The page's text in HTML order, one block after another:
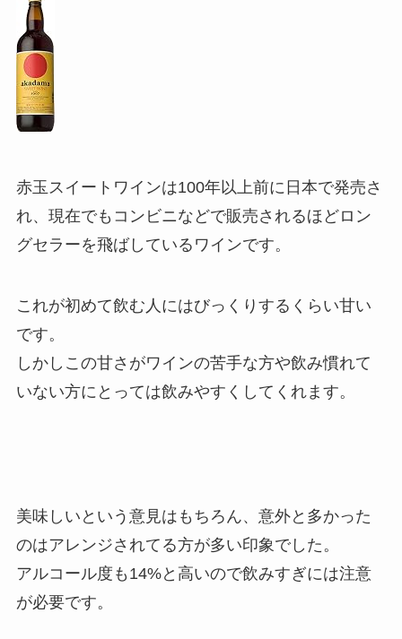
赤玉スイートワインは100年以上前に日本で発売さ
れ、現在でもコンビニなどで販売されるほどロン
グセラーを飛ばしているワインです。
これが初めて飲む人にはびっくりするくらい甘い
です。
しかしこの甘さがワインの苦手な方や飲み慣れて
いない方にとっては飲みやすくしてくれます。
美味しいという意見はもちろん、意外と多かった
のはアレンジされてる方が多い印象でした。
アルコール度も14%と高いので飲みすぎには注意
が必要です。